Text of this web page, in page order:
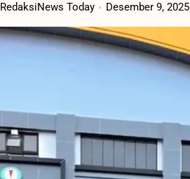
RedaksiNews Today Desember 9, 2025